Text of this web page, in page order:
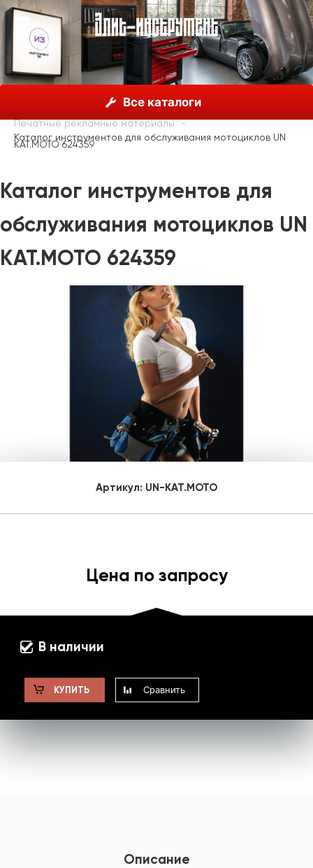
Все каталоги
Unior, Словения
Рекламные материалы
Печатные рекламные материалы
Каталог инструментов для обслуживания мотоциклов UN
KAT.MOTO 624359
Каталог инструментов для
обслуживания мотоциклов UN
KAT.MOTO 624359
Артикул: UN-KAT.MOTO
Цена по запросу
В наличии
КУПИТЬ Сравнить
Описание